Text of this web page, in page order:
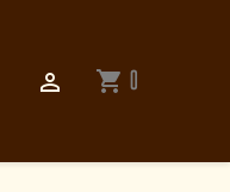
 shopping_cart 0